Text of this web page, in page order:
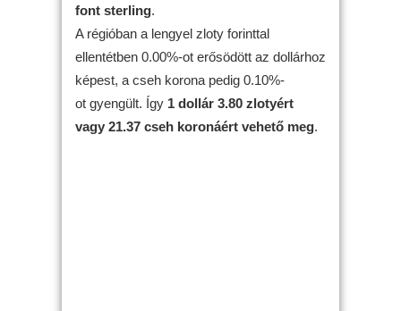
font sterling.
A régióban a lengyel zloty forinttal
ellentétben 0.00%-ot erősödött az dollárhoz
képest, a cseh korona pedig 0.10%-
ot gyengült. Így 1 dollár 3.80 zlotyért
vagy 21.37 cseh koronáért vehető meg.